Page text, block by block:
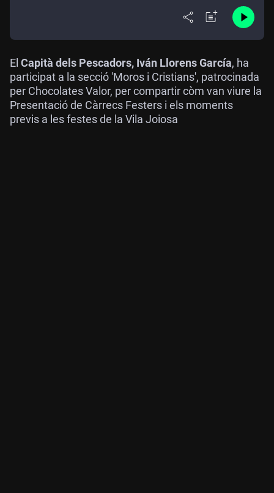
El Capità dels Pescadors, Iván Llorens García, ha
participat a la secció 'Moros i Cristians', patrocinada
per Chocolates Valor, per compartir còm van viure la
Presentació de Càrrecs Festers i els moments
previs a les festes de la Vila Joiosa